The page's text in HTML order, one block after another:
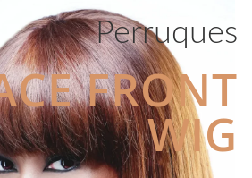
Perruques
FRONT
WIG